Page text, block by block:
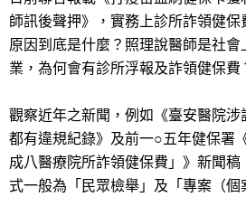
師訊後聲押》，實務上診所詐領健
原因到底是什麼？照理說醫師是社
業，為何會有診所浮報及詐領健保費
觀察近年之新聞，例如《臺安醫院
都有違規紀錄》及前一○五年健保署
成八醫療院所詐領健保費」》新聞
式一般為「民眾檢舉」及「專案（